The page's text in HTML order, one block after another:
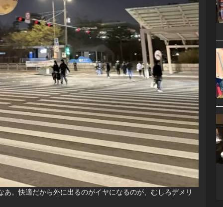
。快適だから外に出るのがイヤになるのが、むしろデメリ